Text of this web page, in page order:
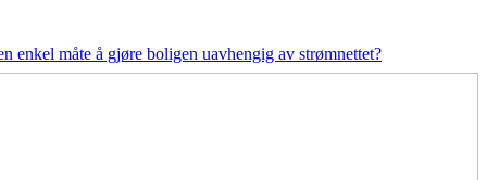
enkel måte å gjøre boligen uavhengig av strømnettet?